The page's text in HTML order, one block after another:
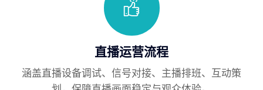
直播运营流程
涵盖直播设备调试、信号对接、主播排班、互动策